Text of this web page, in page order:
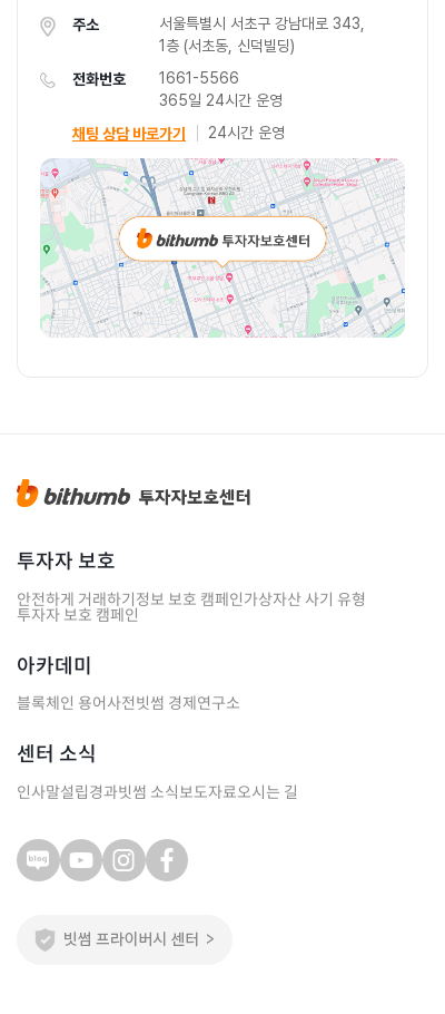
주소
서울특별시 서초구 강남대로 343,
1층 (서초동, 신덕빌딩)
전화번호
1661-5566
365일 24시간 운영
채팅 상담 바로가기
24시간 운영
투자자 보호
안전하게 거래하기정보 보호 캠페인가상자산 사기 유형
투자자 보호 캠페인
아카데미
블록체인 용어사전빗썸 경제연구소
센터 소식
인사말설립경과빗썸 소식보도자료오시는 길